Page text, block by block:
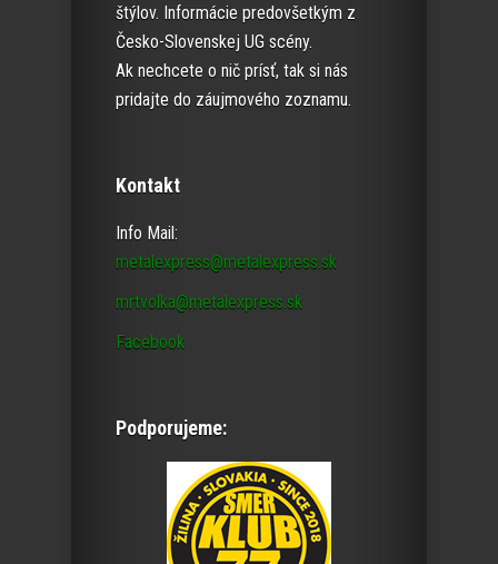
štýlov. Informácie predovšetkým z
Česko-Slovenskej UG scény.
Ak nechcete o nič prísť, tak si nás
pridajte do záujmového zoznamu.
Kontakt
Info Mail:
metalexpress@metalexpress.sk
mrtvolka@metalexpress.sk
Facebook
Podporujeme: